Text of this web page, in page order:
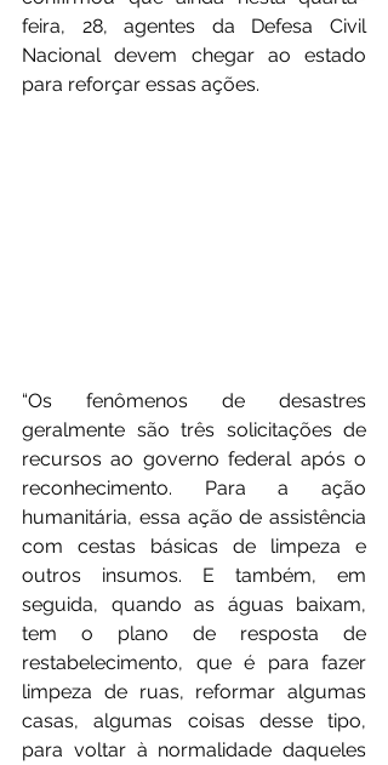
feira, 28, agentes da Defesa Civil
Nacional devem chegar ao estado
para reforçar essas ações.
“Os fenômenos de desastres
geralmente são três solicitações de
recursos ao governo federal após o
reconhecimento. Para a ação
humanitária, essa ação de assistência
com cestas básicas de limpeza e
outros insumos. E também, em
seguida, quando as águas baixam,
tem o plano de resposta de
restabelecimento, que é para fazer
limpeza de ruas, reformar algumas
casas, algumas coisas desse tipo,
para voltar à normalidade daqueles